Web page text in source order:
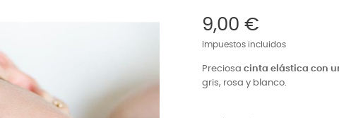
9,00 €
Impuestos incluidos
Preciosa cinta elástica con
gris, rosa y blanco.